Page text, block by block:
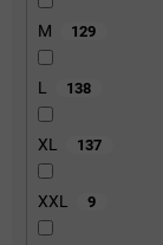
M 129
L 138
XL 137
XXL 9